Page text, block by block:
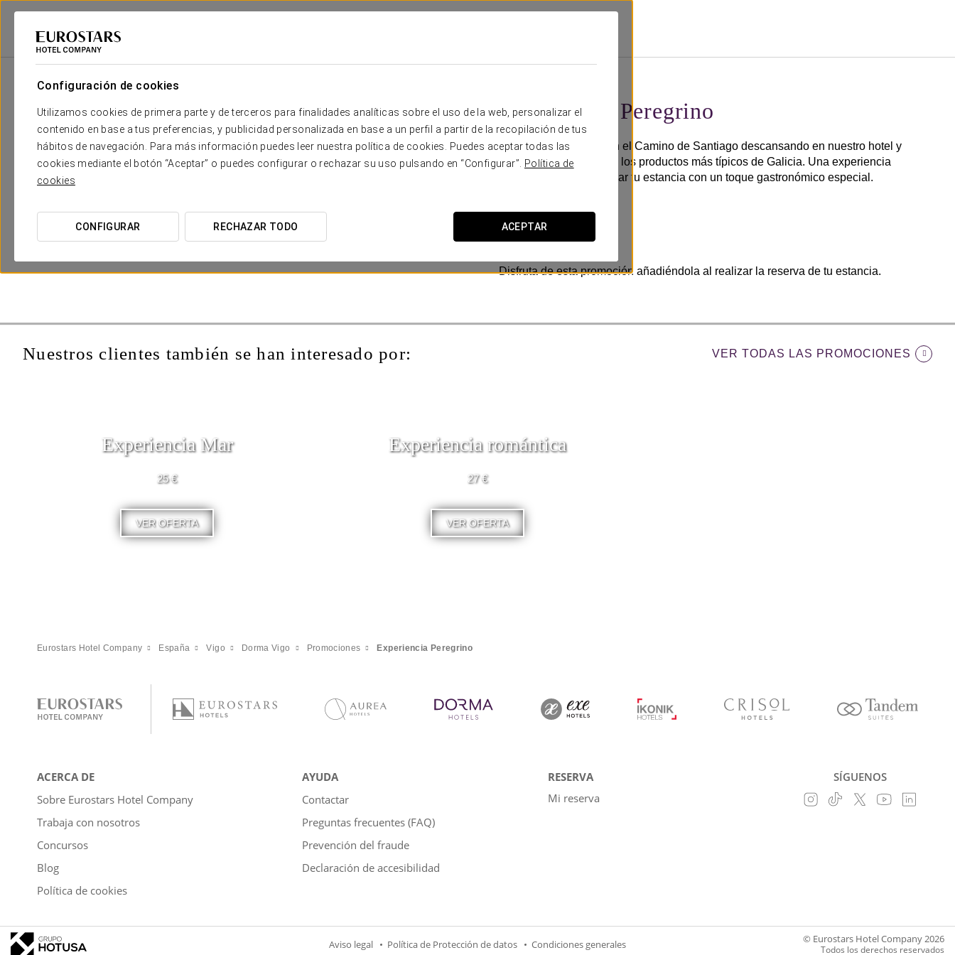
Configuración de cookies
Utilizamos cookies de primera parte y de terceros para finalidades analíticas sobre el uso de la web, personalizar el
contenido en base a tus preferencias, y publicidad personalizada en base a un perfil a partir de la recopilación de tus
hábitos de navegación. Para más información puedes leer nuestra política de cookies. Puedes aceptar todas las
cookies mediante el botón “Aceptar” o puedes configurar o rechazar su uso pulsando en “Configurar”.
Política de
cookies
CONFIGURAR RECHAZAR TODO ACEPTAR
Eurostars Hotel Company
Experiencia Peregrino
Disfruta de tu parada en el Camino de Santiago descansando en nuestro hotel y
saboreando algunos de los productos más típicos de Galicia. Una experiencia
pensada para acompañar tu estancia con un toque gastronómico especial.
- Botella de Albariño
- Tarta de Santiago
Disfruta de esta promoción añadiéndola al realizar la reserva de tu estancia.
Nuestros clientes también se han interesado por: VER TODAS LAS PROMOCIONES
Experiencia Mar
25 €
VER OFERTA
Experiencia romántica
27 €
VER OFERTA
Eurostars Hotel Company España Vigo Dorma Vigo Promociones Experiencia Peregrino
ACERCA DE
Sobre Eurostars Hotel Company
Trabaja con nosotros
Concursos
Blog
Política de cookies
AYUDA
Contactar
Preguntas frecuentes (FAQ)
Prevención del fraude
Declaración de accesibilidad
RESERVA
Mi reserva
SÍGUENOS
Aviso legal Política de Protección de datos Condiciones generales © Eurostars Hotel Company 2026
Todos los derechos reservados